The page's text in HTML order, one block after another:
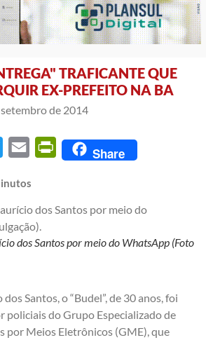
TRAFICANTE QUE
EX-PREFEITO NA BA
de 2014
Twitter Email PrintFriendly
Share
dos Santos por meio do WhatsApp (Foto
Santos, o “Budel”, de 30 anos, foi
policiais do Grupo Especializado de
por Meios Eletrônicos (GME), que